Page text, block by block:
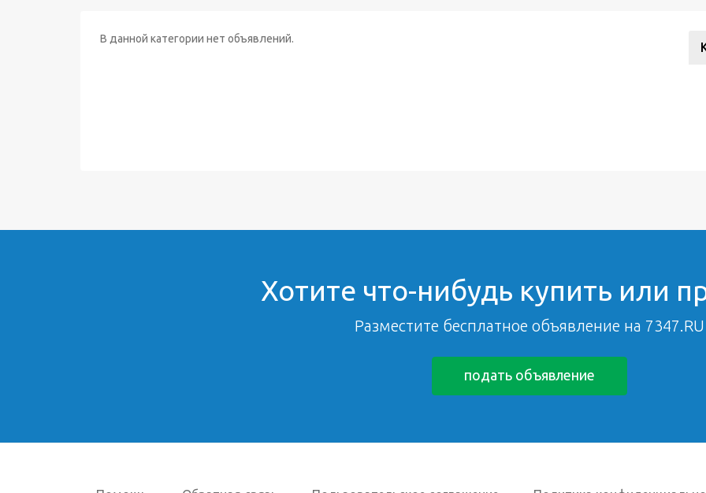
В данной категории нет объявлений.
Хотите что-нибудь купить или
Разместите бесплатное объявление на 7347.RU
подать объявление